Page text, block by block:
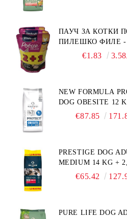
ОТ 10 – 25 КГ, СЪС
БЕЗ ЗЪРНО, БЕЗ
ПРОИЗВЕДЕНА
ПАУЧ ЗА КОТКИ
ПИЛЕШКО ФИЛЕ -
ПРОМОКОМПЛЕКТ
€1.83
NEW FORMULA
DOG OBESITE 12
ПЪЛНОЦЕННА
ПОТРЕБНОСТИ:
"НАМАЛЯВАНЕ НА
НАДНОРМЕНО
€87.85
PRESTIGE DOG
MEDIUM 14 KG +
ГРАТИС -
ВЪВ ФРАНЦИЯ.
€65.42
PURE LIFE DOG